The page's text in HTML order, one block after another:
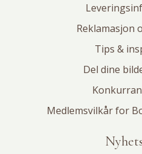
Reklamasjon
Tips &
Del dine
Medlemsvilkår for